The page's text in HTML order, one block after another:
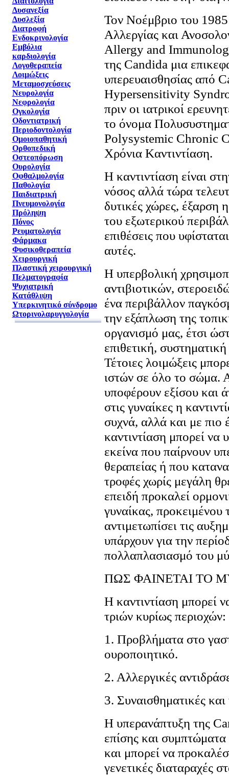
Δυσανεξία
Δυσλεξία
Διατροφή
Ενδοκρινολογία
Εμβόλια
καρδιολογία
Λογοθεραπεία
Λοιμώξεις
Μεταμοσχεύσεις
Νευρολογία
Νεφρολογία
Ογκολογία
Οδοντιατρική
Περιοδοντολογία
Ομοιοπαθητική
Ορθοπεδική
Οστεοπόρωση
Ουρολογία
Οφθαλμολογία
Παθολογία
Παιδιατρική
Πνευμονολογία
Πρόληψη
Πόνος
Ρευματολογία
Φάρμακα
Φυσικοθεραπεία
Χειρουργική
Πλαστική χειρουργική
Πελματογραφία
Ψυχιατρική
Κατάθλιψη
Υπερκινητικό σύνδρομο
Ωτορινολαρυγγολογία
Τον Νοέμβριο του
Αλλεργίας και
Allergy and
της Candida μια
υπερευαισθησίας από
Hypersensitivity
πριν οι ιατρικοί
το όνομα
Polysystemic Chronic
Xρόνια Kαντιντίαση.
Η καντιντίαση είναι
νόσος αλλά τώρα
δυτικές χώρες, έξαρση
του εξωτερικού
επιθέσεις που
αυτές.
Η υπερβολική
αντιβιοτικών,
ένα περιβάλλον
την εξάπλωση της
οργανισμό μας, έτσι
επιθετική,
Τέτοιες λοιμώξεις
ιστών σε όλο το σώμα.
υποφέρουν εξίσου και
στις γυναίκες η
συχνά, αλλά και με
καντιντίαση μπορεί να
εκείνα που παίρνουν
θεραπείας ή που
τροφές χωρίς μεγάλη
επειδή προκαλεί
γυναίκας,
αντιμετωπίσει τις
υπάρχουν για την
πολλαπλασιασμό του
ΠΩΣ ΦΑΙΝΕΤΑΙ ΤΟ
Η καντιντίαση μπορεί
τριών κυρίως περιοχών:
1. Προβλήματα στο
ουροποιητικό.
2. Αλλεργικές
3. Συναισθηματικές και
Η υπερανάπτυξη της
επίσης και συμπτώματα
και μπορεί να
γενετικές διαταραχές